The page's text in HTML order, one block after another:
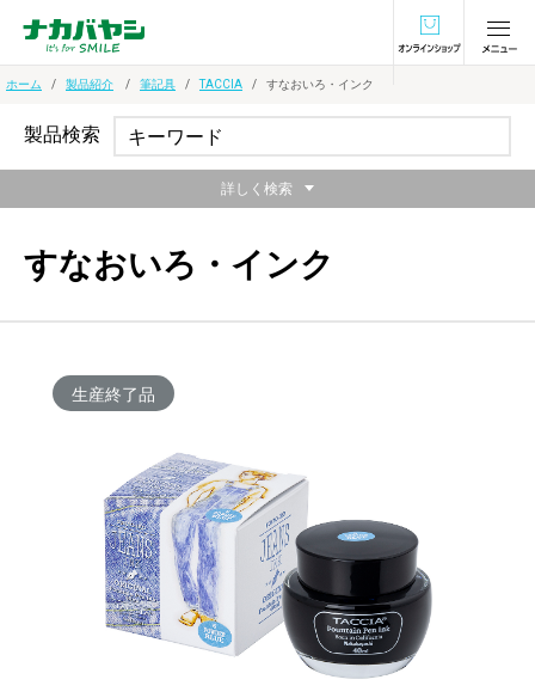
オンラインショ
ホーム 製品紹介 筆記具 TACCIA すなおいろ・インク
すなおいろ・インク
生産終了品
製品検索
詳しく検索